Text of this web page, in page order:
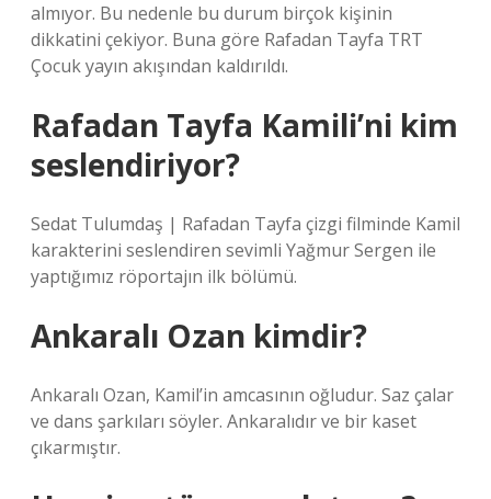
almıyor. Bu nedenle bu durum birçok kişinin
dikkatini çekiyor. Buna göre Rafadan Tayfa TRT
Çocuk yayın akışından kaldırıldı.
Rafadan Tayfa Kamili’ni kim
seslendiriyor?
Sedat Tulumdaş | Rafadan Tayfa çizgi filminde Kamil
karakterini seslendiren sevimli Yağmur Sergen ile
yaptığımız röportajın ilk bölümü.
Ankaralı Ozan kimdir?
Ankaralı Ozan, Kamil’in amcasının oğludur. Saz çalar
ve dans şarkıları söyler. Ankaralıdır ve bir kaset
çıkarmıştır.